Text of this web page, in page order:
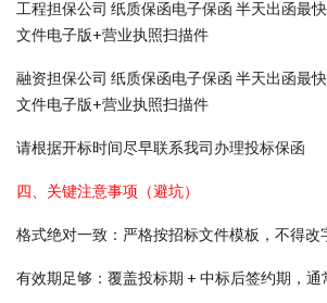
工程担保公司 纸质保函电子保函 半天出函最
文件电子版+营业执照扫描件
融资担保公司 纸质保函电子保函 半天出函最
文件电子版+营业执照扫描件
请根据开标时间尽早联系我司办理投标保函
四、关键注意事项（避坑）
格式绝对一致：严格按招标文件模板，不得改
有效期足够：覆盖投标期 + 中标后签约期，通